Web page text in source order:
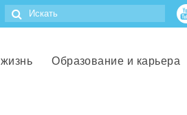
Образование и карьера